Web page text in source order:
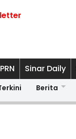
PRN Sinar Daily
Berita